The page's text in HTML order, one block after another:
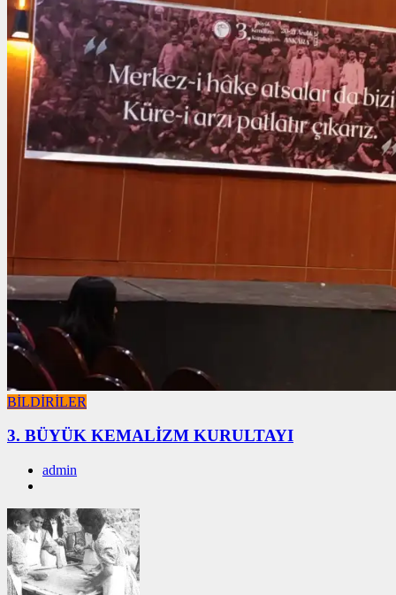
BİLDİRİLER
3. BÜYÜK KEMALİZM KURULTAYI
admin